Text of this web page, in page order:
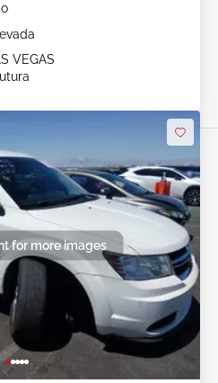
VEGAS
for more images